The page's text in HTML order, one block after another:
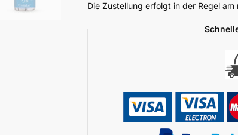
Die Zustellung erfolgt in der Regel